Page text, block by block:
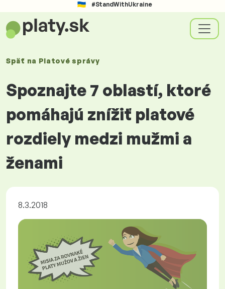
#StandWithUkraine
Späť na Platovésprávy
Spoznajte 7 oblastí, ktoré
pomáhajú znížiť platové
rozdiely medzi mužmi a
ženami
8.3.2018